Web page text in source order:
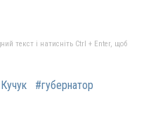
текст і натисніть Ctrl + Enter, щоб
#губернатор